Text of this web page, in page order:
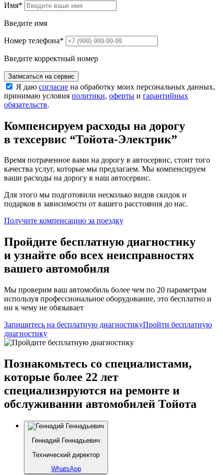
Имя*
Введите имя
Номер телефона*
Введите корректный номер
Записаться на сервис
Я даю согласие на обработку моих персональных данных,
принимаю условия политики, оферты и гарантийных
обязательств.
Компенсируем расходы на дорогу
в техсервис “Тойота-Электрик”
Время потраченное вами на дорогу в автосервис, стоит того
качества услуг, которые мы предлагаем. Мы компенсируем
ваши расходы на дорогу в наш автосервис.
Для этого мы подготовили несколько видов скидок и
подарков в зависимости от вашего расстояния до нас.
Получите компенсацию за поездку
Пройдите бесплатную диагностику
и узнайте обо всех неисправностях
вашего автомобиля
Мы проверим ваш автомобиль более чем по 20 параметрам
используя профессиональное оборудование, это бесплатно и
ни к чему не обязывает
Запишитесь на бесплатную диагностикуПройти бесплатную
диагностику
Познакомьтесь со специалистами,
которые более 22 лет
специализируются на ремонте и
обслуживании автомобилей Тойота
Геннадий Геннадьевич
Технический директор
WhatsApp